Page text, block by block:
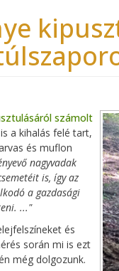
számolt
a kihalás felé tart,
és muflon
nagyvadak
is, így az
a gazdasági
..."
és
során mi is ezt
még dolgozunk.